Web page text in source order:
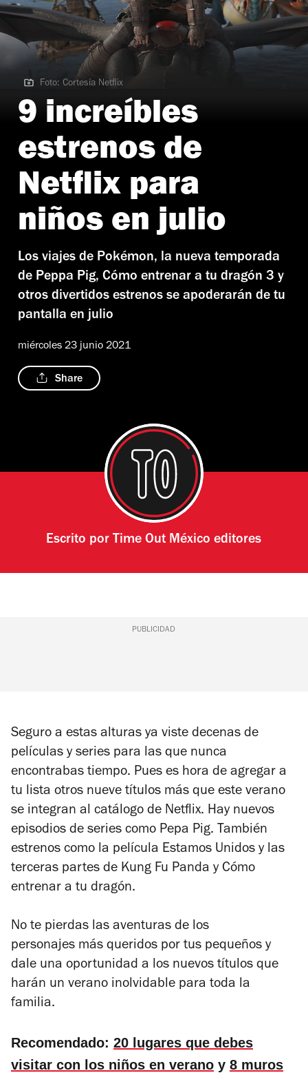
Foto: Cortesía Netflix
Foto: Cortesía Netflix
9 increíbles
estrenos de
Netflix para
niños en julio
Los viajes de Pokémon, la nueva temporada
de Peppa Pig, Cómo entrenar a tu dragón 3 y
otros divertidos estrenos se apoderarán de tu
pantalla en julio
miércoles 23 junio 2021
Share
Escrito por Time Out México editores
PUBLICIDAD
Seguro a estas alturas ya viste decenas de
películas y series para las que nunca
encontrabas tiempo. Pues es hora de agregar a
tu lista otros nueve títulos más que este verano
se integran al catálogo de Netflix. Hay nuevos
episodios de series como Pepa Pig. También
estrenos como la película Estamos Unidos y las
terceras partes de Kung Fu Panda y Cómo
entrenar a tu dragón.
No te pierdas las aventuras de los
personajes más queridos por tus pequeños y
dale una oportunidad a los nuevos títulos que
harán un verano inolvidable para toda la
familia.
Recomendado: 20 lugares que debes
visitar con los niños en verano y 8 muros